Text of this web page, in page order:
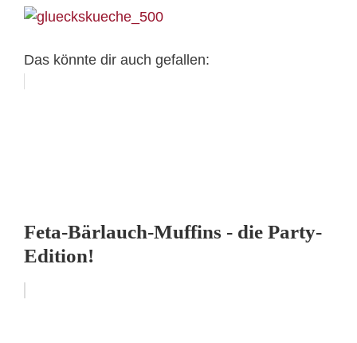
Das könnte dir auch gefallen:
Feta-Bärlauch-Muffins - die Party-
Edition!